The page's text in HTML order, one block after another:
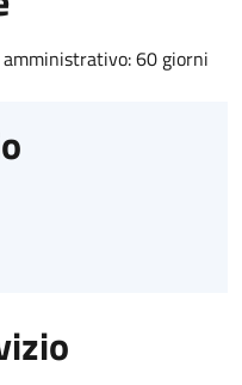
60 giorni